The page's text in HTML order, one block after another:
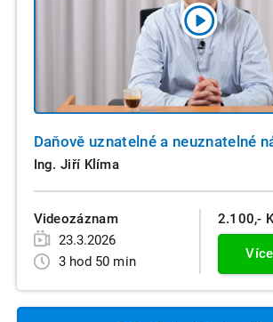
Daňově uznatelné a neuznatelné
Ing. Jiří Klíma
Videozáznam
23.3.2026
3 hod 50 min
2.100,-